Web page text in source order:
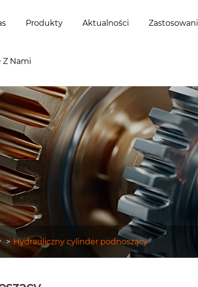
Produkty Aktualności
Z Nami
Hydrauliczny cylinder podnoszący